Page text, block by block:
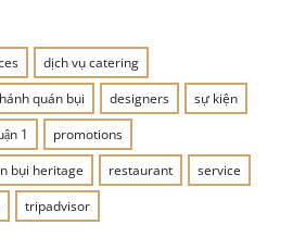
dịch vụ catering
quán bụi designers
sự kiện
1
promotions
bụi heritage restaurant
service
tripadvisor